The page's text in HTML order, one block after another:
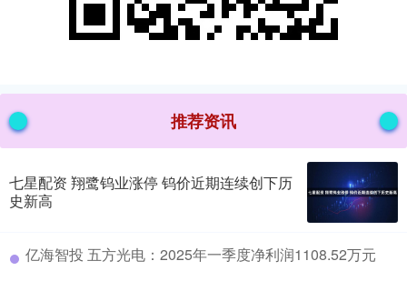
推荐资讯
七星配资 翔鹭钨业涨停 钨价近期连续创下历
史新高
​亿海智投 五方光电：2025年一季度净利润1108.52万元